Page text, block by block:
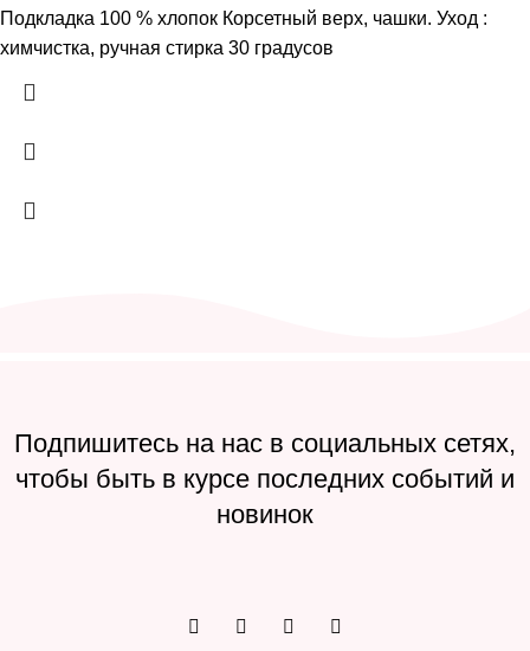
Подкладка 100 % хлопок Корсетный верх, чашки. Уход :
химчистка, ручная стирка 30 градусов
Подпишитесь на нас в социальных сетях,
чтобы быть в курсе последних событий и
новинок